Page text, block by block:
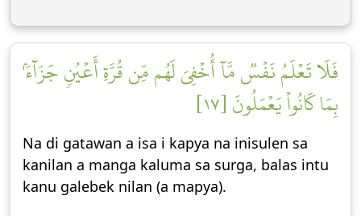
فَلَا تَعۡلَمُ نَفۡسٞ مَّآ أُخۡفِيَ لَهُم مِّن قُرَّةِ أَعۡيُنٖ جَزَآءَۢ
بِمَا كَانُواْ يَعۡمَلُونَ [١٧]
Na di gatawan a isa i kapya na inisulen sa
kanilan a manga kaluma sa surga, balas intu
kanu galebek nilan (a mapya).